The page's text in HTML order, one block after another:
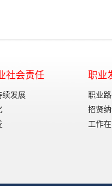
社会责任
续发展
职业
职业
招贤
工作